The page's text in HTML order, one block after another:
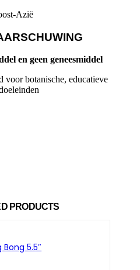
Azië
en geen geneesmiddel
voor botanische, educatieve
PRODUCTS
5.5″